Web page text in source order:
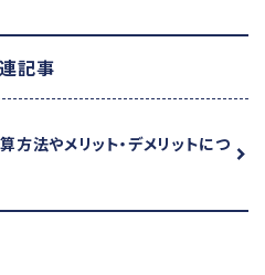
記事
方法やメリット・デメリットにつ